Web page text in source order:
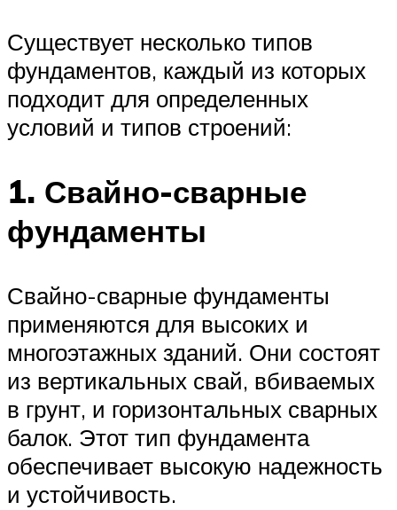
Существует несколько типов
фундаментов, каждый из которых
подходит для определенных
условий и типов строений:
1. Свайно-сварные
фундаменты
Свайно-сварные фундаменты
применяются для высоких и
многоэтажных зданий. Они состоят
из вертикальных свай, вбиваемых
в грунт, и горизонтальных сварных
балок. Этот тип фундамента
обеспечивает высокую надежность
и устойчивость.